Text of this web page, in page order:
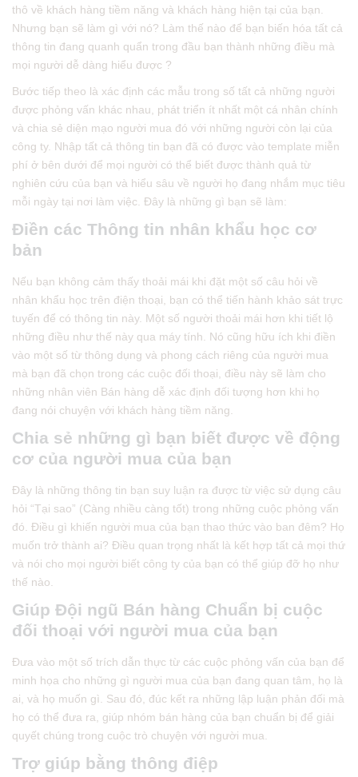
thô về khách hàng tiềm năng và khách hàng hiện tại của bạn.
Nhưng bạn sẽ làm gì với nó? Làm thế nào để bạn biến hóa tất cả
thông tin đang quanh quẩn trong đầu bạn thành những điều mà
mọi người dễ dàng hiểu được ?
Bước tiếp theo là xác định các mẫu trong số tất cả những người
được phỏng vấn khác nhau, phát triển ít nhất một cá nhân chính
và chia sẻ diện mạo người mua đó với những người còn lại của
công ty. Nhập tất cả thông tin bạn đã có được vào template miễn
phí ở bên dưới để mọi người có thể biết được thành quả từ
nghiên cứu của bạn và hiểu sâu về người họ đang nhắm mục tiêu
mỗi ngày tại nơi làm việc. Đây là những gì bạn sẽ làm:
Điền các Thông tin nhân khẩu học cơ
bản
Nếu bạn không cảm thấy thoải mái khi đặt một số câu hỏi về
nhân khẩu học trên điện thoại, bạn có thể tiến hành khảo sát trực
tuyến để có thông tin này. Một số người thoải mái hơn khi tiết lộ
những điều như thế này qua máy tính. Nó cũng hữu ích khi điền
vào một số từ thông dụng và phong cách riêng của người mua
mà bạn đã chọn trong các cuộc đối thoại, điều này sẽ làm cho
những nhân viên Bán hàng dễ xác định đối tượng hơn khi họ
đang nói chuyện với khách hàng tiềm năng.
Chia sẻ những gì bạn biết được về động
cơ của người mua của bạn
Đây là những thông tin bạn suy luận ra được từ việc sử dụng câu
hỏi “Tại sao” (Càng nhiều càng tốt) trong những cuộc phỏng vấn
đó. Điều gì khiến người mua của bạn thao thức vào ban đêm? Họ
muốn trở thành ai? Điều quan trọng nhất là kết hợp tất cả mọi thứ
và nói cho mọi người biết công ty của bạn có thể giúp đỡ họ như
thế nào.
Giúp Đội ngũ Bán hàng Chuẩn bị cuộc
đối thoại với người mua của bạn
Đưa vào một số trích dẫn thực từ các cuộc phỏng vấn của bạn để
minh họa cho những gì người mua của bạn đang quan tâm, họ là
ai, và họ muốn gì. Sau đó, đúc kết ra những lập luận phản đối mà
họ có thể đưa ra, giúp nhóm bán hàng của bạn chuẩn bị để giải
quyết chúng trong cuộc trò chuyện với người mua.
Trợ giúp bằng thông điệp